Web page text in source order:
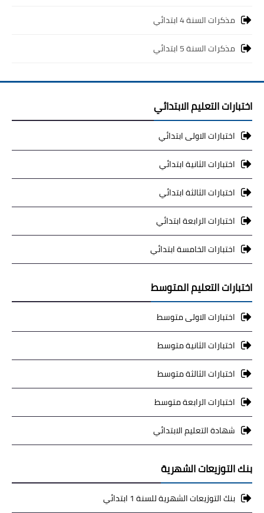
مذكرات السنة 4 ابتدائي
مذكرات السنة 5 ابتدائي
اختبارات التعليم الابتدائي
اختبارات الاولى ابتدائي
اختبارات الثانية ابتدائي
اختبارات الثالثة ابتدائي
اختبارات الرابعة ابتدائي
اختبارات الخامسة ابتدائي
اختبارات التعليم المتوسط
اختبارات الاولى متوسط
اختبارات الثانية متوسط
اختبارات الثالثة متوسط
اختبارات الرابعة متوسط
شهادة التعليم الابتدائي
بنك التوزيعات الشهرية
بنك التوزيعات الشهرية للسنة 1 ابتدائي